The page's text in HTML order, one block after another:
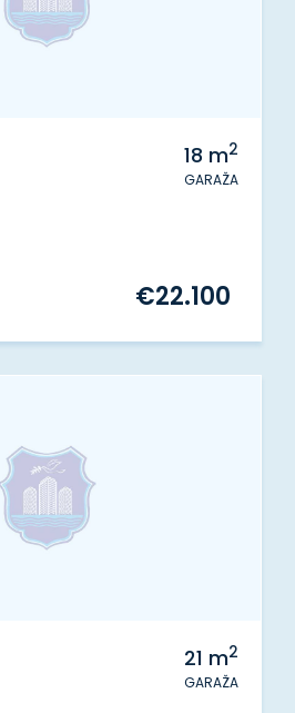
18 m2
GARAŽA
€22.100
21 m2
GARAŽA